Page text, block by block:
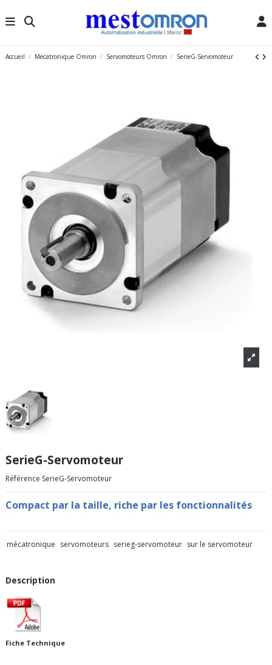
Accueil Mécatronique Omron Servomoteurs Omron SerieG-Servomoteur
SerieG-Servomoteur
Référence SerieG-Servomoteur
Compact par la taille, riche par les fonctionnalités
mécatronique servomoteurs serieg-servomoteur sur le servomoteur
Description
Fiche Technique